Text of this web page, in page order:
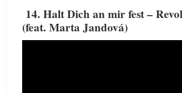
14. Halt Dich an mir fest –
(feat. Marta Jandová)